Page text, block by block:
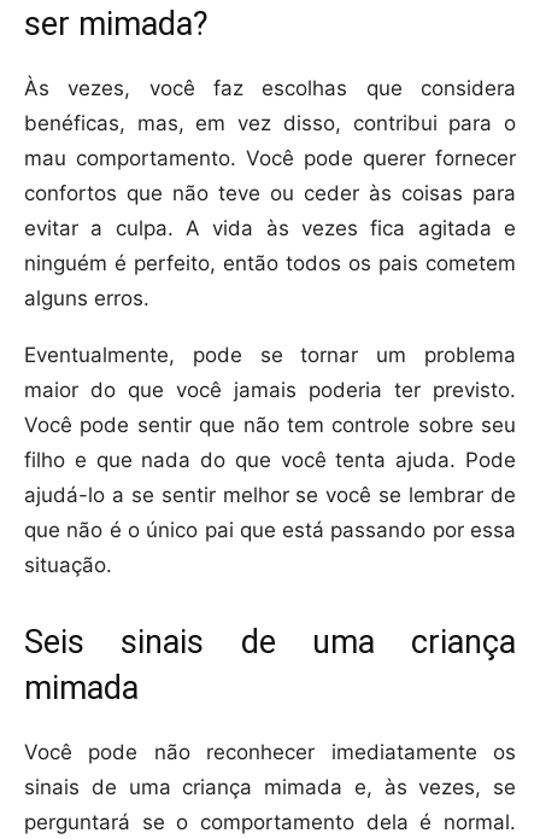
ser mimada?
Às vezes, você faz escolhas que considera
benéficas, mas, em vez disso, contribui para o
mau comportamento. Você pode querer fornecer
confortos que não teve ou ceder às coisas para
evitar a culpa. A vida às vezes fica agitada e
ninguém é perfeito, então todos os pais cometem
alguns erros.
Eventualmente, pode se tornar um problema
maior do que você jamais poderia ter previsto.
Você pode sentir que não tem controle sobre seu
filho e que nada do que você tenta ajuda. Pode
ajudá-lo a se sentir melhor se você se lembrar de
que não é o único pai que está passando por essa
situação.
Seis sinais de uma criança
mimada
Você pode não reconhecer imediatamente os
sinais de uma criança mimada e, às vezes, se
perguntará se o comportamento dela é normal.